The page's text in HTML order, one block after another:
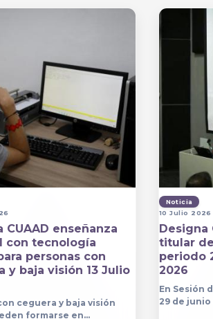
CUAAD enseñanza
con tecnología
personas con
y baja visión 13 Julio
ceguera y baja visión
formarse en
Noticia
10 Julio 2026
Designa
titular
periodo
2026
En Sesión
29 de